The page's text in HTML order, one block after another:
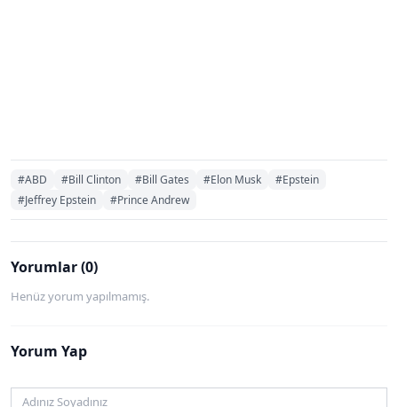
#ABD #Bill Clinton #Bill Gates #Elon Musk
#Epstein
#Jeffrey Epstein
#Prince Andrew
Yorumlar (0)
Henüz yorum yapılmamış.
Yorum Yap